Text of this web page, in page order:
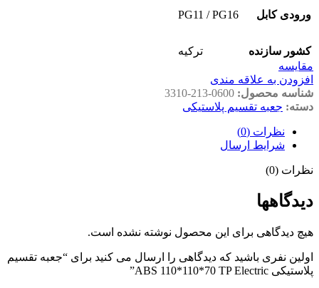
ورودی کابل PG11 / PG16
کشور سازنده
ترکیه
مقايسه
افزودن به علاقه مندی
شناسه محصول: 3310-213-0600
دسته: جعبه تقسیم پلاستیکی
نظرات (0)
شرایط ارسال
نظرات (0)
دیدگاهها
هیچ دیدگاهی برای این محصول نوشته نشده است.
اولین نفری باشید که دیدگاهی را ارسال می کنید برای “جعبه تقسیم
پلاستیکی ABS 110*110*70 TP Electric”